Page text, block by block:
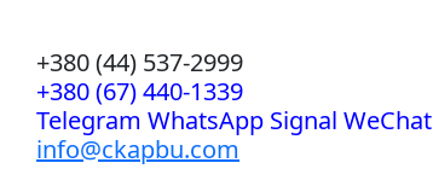
+380 (44) 537-2999
+380 (67) 440-1339
Telegram WhatsApp Signal WeChat
info@ckapbu.com